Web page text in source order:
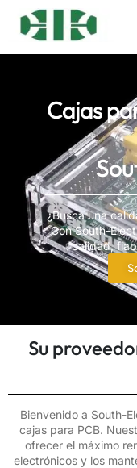
Cajas
¿Busca una
Con South-
calidad,
Su
Bienvenido a South-
cajas para PCB.
ofrecer el máximo
electrónicos y los